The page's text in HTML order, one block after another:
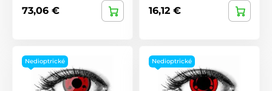
73,06 € 16,12 €
Nedioptrické Nedioptrické